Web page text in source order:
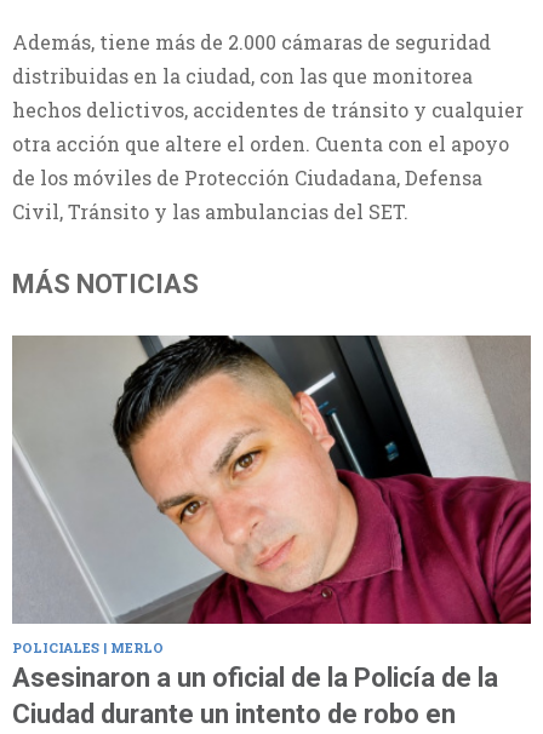
Además, tiene más de 2.000 cámaras de seguridad
distribuidas en la ciudad, con las que monitorea
hechos delictivos, accidentes de tránsito y cualquier
otra acción que altere el orden. Cuenta con el apoyo
de los móviles de Protección Ciudadana, Defensa
Civil, Tránsito y las ambulancias del SET.
MÁS NOTICIAS
POLICIALES | MERLO
Asesinaron a un oficial de la Policía de la
Ciudad durante un intento de robo en